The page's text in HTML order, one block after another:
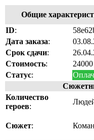
Общие
ID:
Дата заказа:
Срок сдачи:
Стоимость:
Статус:
Количество
героев:
Сюжет: